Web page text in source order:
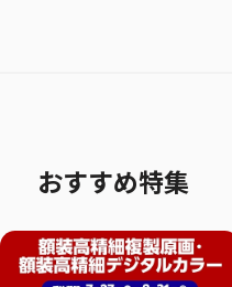
おすすめ特集